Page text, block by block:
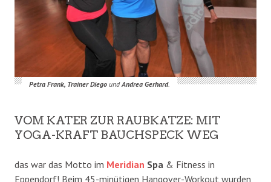
Petra Frank, Trainer DiegoundAndrea Gerhard.
VOM KATER ZUR RAUBKATZE: MIT
YOGA-KRAFT BAUCHSPECK WEG
das war das Motto im Meridian Spa & Fitness in
Eppendorf! Beim 45-minütigen Hangover-Workout wurden